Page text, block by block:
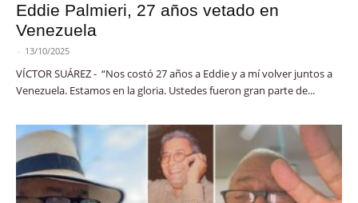
Eddie Palmieri, 27 años vetado en
Venezuela
- 13/10/2025
VÍCTOR SUÁREZ - “Nos costó 27 años a Eddie y a mí volver juntos a
Venezuela. Estamos en la gloria. Ustedes fueron gran parte de...